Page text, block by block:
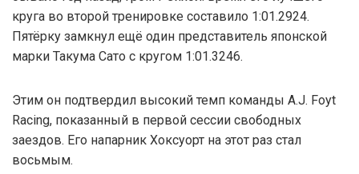
круга во второй тренировке составило 1:01.2924.
Пятёрку замкнул ещё один представитель японской
марки Такума Сато с кругом 1:01.3246.
Этим он подтвердил высокий темп команды A.J. Foyt
Racing, показанный в первой сессии свободных
заездов. Его напарник Хоксуорт на этот раз стал
восьмым.